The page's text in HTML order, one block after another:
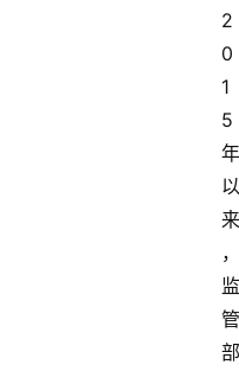
2
0
1
5
年
以
来
，
监
管
部